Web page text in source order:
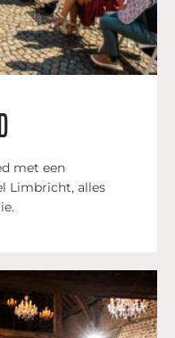
met een
Limbricht, alles